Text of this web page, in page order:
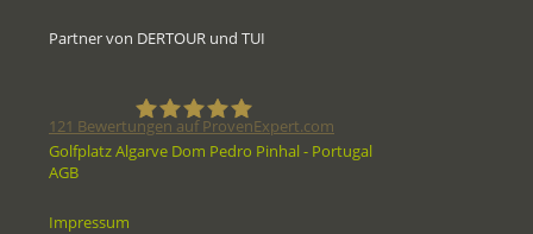
Partner von DERTOUR und TUI
121 Bewertungen auf ProvenExpert.com
Golfplatz Algarve Dom Pedro Pinhal - Portugal
AGB
Impressum